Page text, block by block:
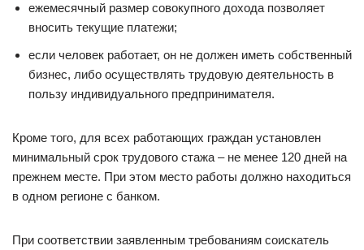
ежемесячный размер совокупного дохода позволяет
вносить текущие платежи;
если человек работает, он не должен иметь собственный
бизнес, либо осуществлять трудовую деятельность в
пользу индивидуального предпринимателя.
Кроме того, для всех работающих граждан установлен
минимальный срок трудового стажа – не менее 120 дней на
прежнем месте. При этом место работы должно находиться
в одном регионе с банком.
При соответствии заявленным требованиям соискатель